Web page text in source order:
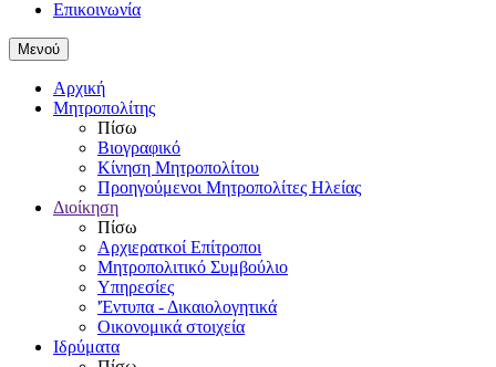
Επικοινωνία
Μενού
Αρχική
Μητροπολίτης
Πίσω
Βιογραφικό
Κίνηση Μητροπολίτου
Προηγούμενοι Μητροπολίτες Ηλείας
Διοίκηση
Πίσω
Αρχιερατκοί Επίτροποι
Μητροπολιτικό Συμβούλιο
Υπηρεσίες
'Έντυπα - Δικαιολογητικά
Οικονομικά στοιχεία
Ιδρύματα